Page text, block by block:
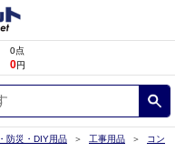
0点
0円
防災・DIY用品 工事用品
コン